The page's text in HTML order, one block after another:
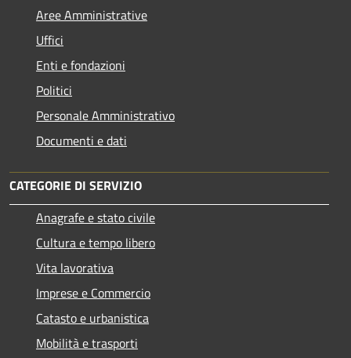
Aree Amministrative
Uffici
Enti e fondazioni
Politici
Personale Amministrativo
Documenti e dati
CATEGORIE DI SERVIZIO
Anagrafe e stato civile
Cultura e tempo libero
Vita lavorativa
Imprese e Commercio
Catasto e urbanistica
Mobilità e trasporti